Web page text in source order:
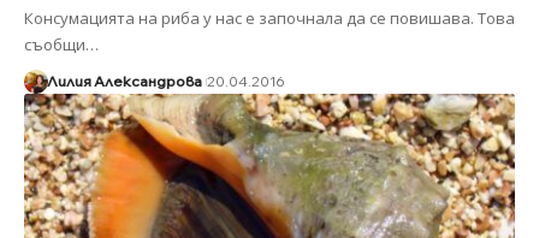
Консумацията на риба у нас е започнала да се повишава. Това
съобщи…
Лилия Александрова 20.04.2016